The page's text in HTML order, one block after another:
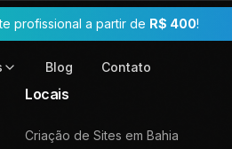
profissional a partir de R$ 400!
Blog Contato
Locais
Criação de Sites emBahia